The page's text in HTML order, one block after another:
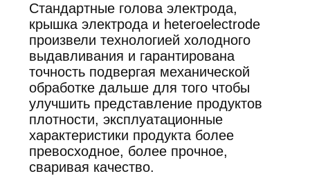
Стандартные голова электрода,
крышка электрода и heteroelectrode
произвели технологией холодного
выдавливания и гарантирована
точность подвергая механической
обработке дальше для того чтобы
улучшить представление продуктов
плотности, эксплуатационные
характеристики продукта более
превосходное, более прочное,
сваривая качество.